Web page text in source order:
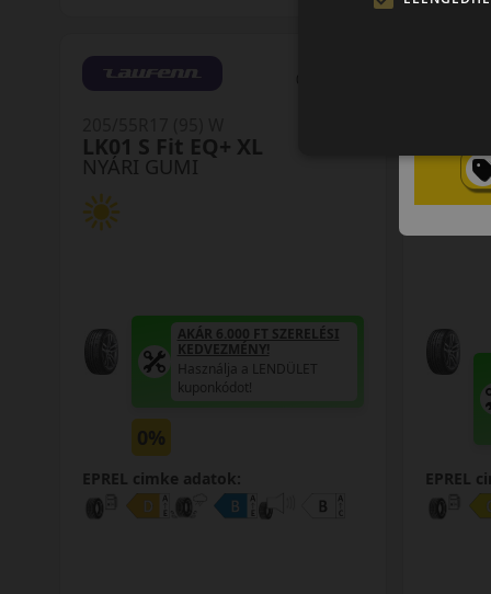
NYÁRI GUMI
LK01 S Fit EQ+ XL
AKÁR 6.000 FT SZERELÉSI
KEDVEZMÉNY!
Használja a LENDÜLET
kuponkódot!
0%
EPREL cimke adatok:
NYÁRI
EPREL